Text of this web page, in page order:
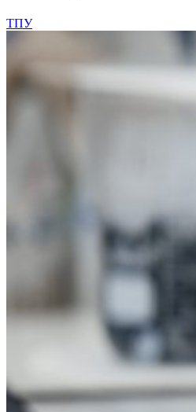
ТПУ